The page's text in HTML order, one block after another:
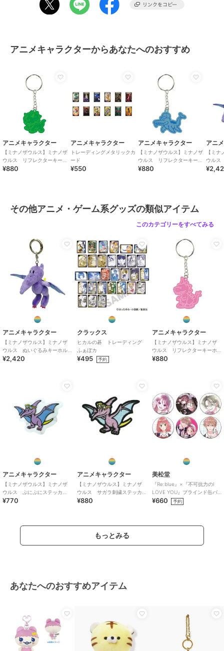
アニメキャラクターからあなたへのおすすめ
アニメキャラクター
【ミナノザウルス】ミナノザ
ウルス リフレクターキーホ
ルダー Topie
¥880
アニメキャラクター
トレーディングメタリックカ
ード
¥550
アニメキャラクター
【ミナノザウルス】ミナノザ
ウルス リフレクターキーホ
ルダー Athul
¥880
アニ
【ミ
ウルス
ダー
その他アニメ・ゲーム系グッズの類似アイテム
このカテゴリーをすべてみる
アニメキャラクター
【ミナノザウルス】ミナノザ
ウルス ぬいぐるみキーホル
ダー SKY-MJ
¥2,420
クラックス
ヒカルの碁 トレーディング
ふぁぼカ
¥495 予約
アニメキャラクター
【ミナノザウルス】ミナノザ
ウルス リフレクターキーホ
ルダー Greety
¥880
アニメキャラクター
【ミナノザウルス】ミナノザ
ウルス ぷにぷにステッカ
ー SKY-MJ
¥770
アニメキャラクター
【ミナノザウルス】ミナノザ
ウルス サガラ刺繍ステッカ
ー SKY-MJ
¥880
美松堂
『Re:blue』×『不可抗力のI
LOVE YOU』ブラインド缶バ
ッジ（全6種）
¥660 予約
もっとみる
あなたへのおすすめアイテム